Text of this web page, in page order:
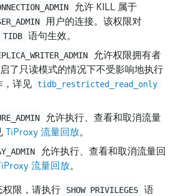
允许 KILL 属于
用户的连接。该权限对
语句生效。
允许权限拥有者
了只读模式的情况下不受影响地执行
，详见 tidb_restricted_read_only
允许执行、查看和取消流量
TiProxy 流量回放。
允许执行、查看和取消流量回
流量回放。
权限，请执行 SHOW PRIVILEGES
语